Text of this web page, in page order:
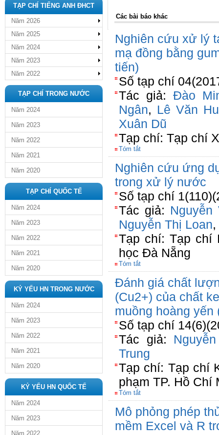
TẠP CHÍ TIẾNG ANH ĐHCT
Năm 2026
Năm 2025
Năm 2024
Năm 2023
Năm 2022
TẠP CHÍ TRONG NƯỚC
Năm 2024
Năm 2023
Năm 2022
Năm 2021
Năm 2020
TẠP CHÍ QUỐC TẾ
Năm 2024
Năm 2023
Năm 2022
Năm 2021
Năm 2020
KỶ YẾU HN TRONG NƯỚC
Năm 2024
Năm 2023
Năm 2022
Năm 2021
Năm 2020
KỶ YẾU HN QUỐC TẾ
Năm 2024
Năm 2023
Năm 2022
Các bài báo khác
Nghiên cứu xử lý
mạ đồng bằng
tiến)
Số tạp chí
Tác giả:Đào
Ngân, Lê Văn
Xuân Dũ
Tạp chí: Tạp chí
Tóm tắt
Nghiên cứu ứng
trong xử lý nước
Số tạp chí
Tác giả: Nguyễn
Nguyễn Thị Loan,
Tạp chí: Tạp chí
học Đà Nẵng
Tóm tắt
Đánh giá chất
(Cu2+) của chất
muồng hoàng yến
Số tạp chí
Tác giả:
Trung
Tạp chí: Tạp chí
phạm TP. Hồ Chí
Tóm tắt
Mô phỏng phép
mềm Excel và R